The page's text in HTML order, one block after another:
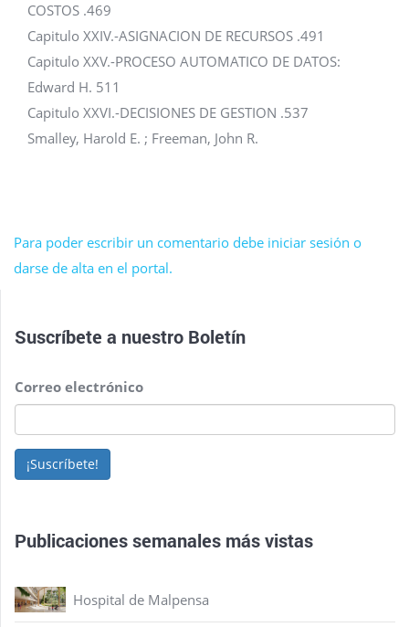
COSTOS .469
Capitulo XXIV.-ASIGNACION DE RECURSOS .491
Capitulo XXV.-PROCESO AUTOMATICO DE DATOS:
Edward H. 511
Capitulo XXVI.-DECISIONES DE GESTION .537
Smalley, Harold E. ; Freeman, John R.
Para poder escribir un comentario debe iniciar sesión o
darse de alta en el portal.
Suscríbete a nuestro Boletín
Correo electrónico
¡Suscríbete!
Publicaciones semanales más vistas
Hospital de Malpensa